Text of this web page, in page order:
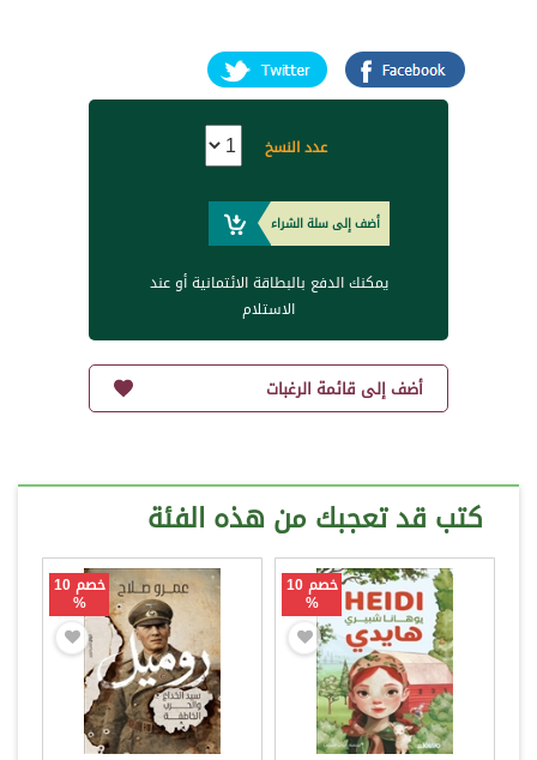
عدد النسخ
أضف إلى سلة الشراء
يمكنك الدفع بالبطاقة الائتمانية أو عند
الاستلام
أضف إلى قائمة الرغبات
كتب قد تعجبك من هذه الفئة
خصم 10
%
خصم 10
%